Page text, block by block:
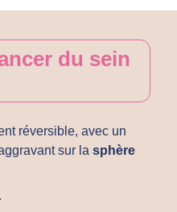
du sein
réversible, avec un
sur la sphère
.